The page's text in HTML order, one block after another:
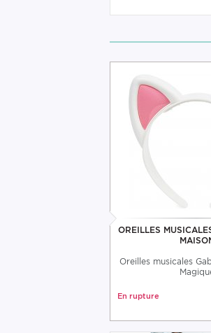
OREILLES
Oreilles musicales
En rupture